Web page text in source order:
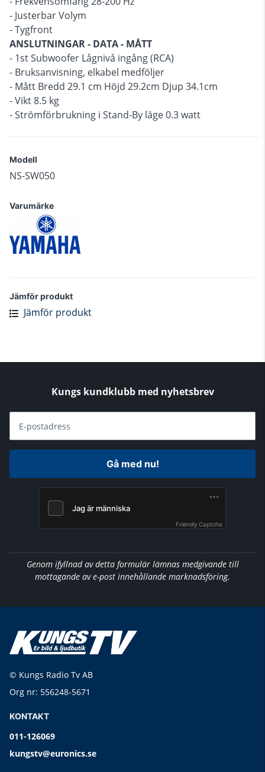
- Justerbar Volym
- Tygfront
ANSLUTNINGAR - DATA - MÅTT
- 1st Subwoofer Lågnivå ingång (RCA)
- Bruksanvisning, elkabel medföljer
- Mått Bredd 29.1 cm Höjd 29.2cm Djup 34.1cm
- Vikt 8.5 kg
- Strömförbrukning i Stand-By läge 0.3 watt
Modell
NS-SW050
Varumärke
Jämför produkt
Jämför produkt
Kungs kundklubb med nyhetsbrev
E-postadress
Gå med nu!
Friendly Captcha
Genom ifyllnad av detta formulär lämnas medgivande till
mottagande av e-post innehållande marknadsföring.
© Kungs Radio Tv AB
Org nr: 556248-5671
KONTAKT
011-126069
kungstv@euronics.se